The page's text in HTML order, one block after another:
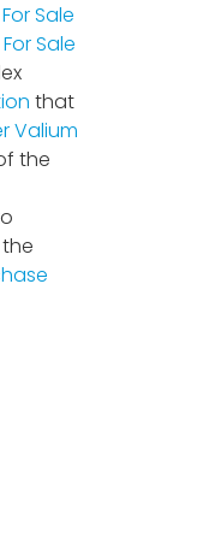
Sale
Sale
that
Valium
the